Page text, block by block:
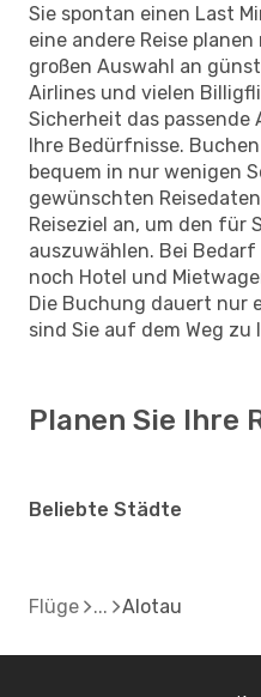
Sie spontan einen Last
eine andere Reise
großen Auswahl an
Airlines und vielen
Sicherheit das
Ihre Bedürfnisse.
bequem in nur wenigen
gewünschten
Reiseziel an, um den für
auszuwählen. Bei
noch Hotel und
Die Buchung dauert nur
sind Sie auf dem Weg zu
Planen Sie Ihre
Beliebte Städte
Flüge Alotau